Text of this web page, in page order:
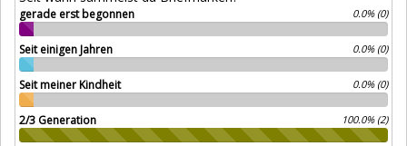
gerade erst begonnen 0.0% (0)
Seit einigen Jahren 0.0% (0)
Seit meiner Kindheit 0.0% (0)
2/3 Generation 100.0% (2)